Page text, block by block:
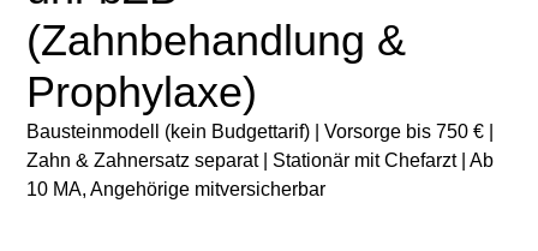
(Zahnbehandlung &
Prophylaxe)
Bausteinmodell (kein Budgettarif) | Vorsorge bis 750 € |
Zahn & Zahnersatz separat | Stationär mit Chefarzt | Ab
10 MA, Angehörige mitversicherbar